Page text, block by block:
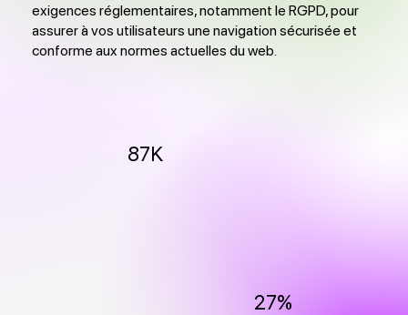
exigences réglementaires, notamment le RGPD, pour
assurer à vos utilisateurs une navigation sécurisée et
conforme aux normes actuelles du web.
87K
27%